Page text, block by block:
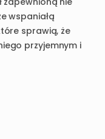
wspaniałą
sprawią​,​ że
przyjemnym i